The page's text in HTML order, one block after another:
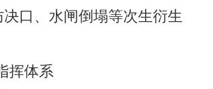
口、水闸倒塌等次生衍生
挥体系